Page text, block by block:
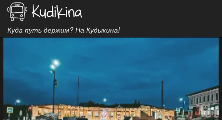
Куда путь держим? На Кудыкина!